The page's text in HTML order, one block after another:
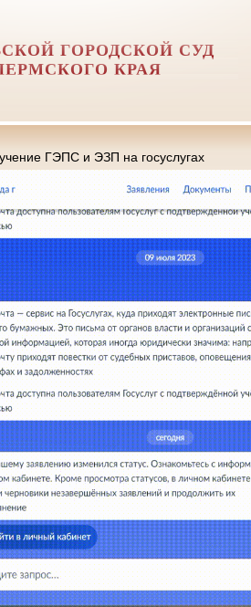
ГОРОДСКОЙ СУД
КРАЯ
ГЭПС и ЭЗП на госуслугах